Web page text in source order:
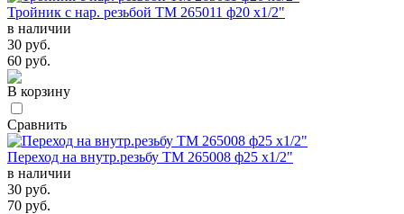
Тройник с нар. резьбой TM 265011 ф20 х1/2"
в наличии
30 руб.
60 руб.
В корзину
Сравнить
Переход на внутр.резьбу TM 265008 ф25 х1/2"
в наличии
30 руб.
70 руб.